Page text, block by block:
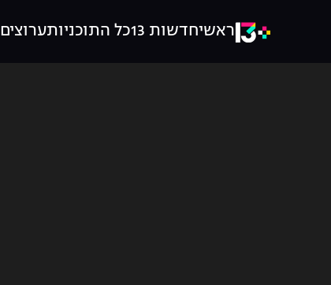
ראשיחדשות 13 כל התוכניותערוצים